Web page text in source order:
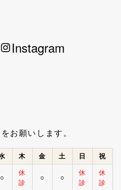
Instagram
お願いします。
木 金 土 日 祝
○
休
診
○ ○
休
診
休
診